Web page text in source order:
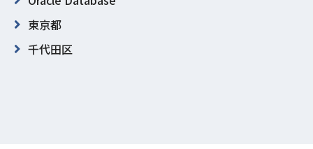
東京都
千代田区